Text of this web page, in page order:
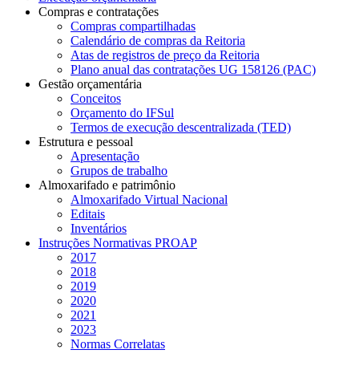
Compras e contratações
Compras compartilhadas
Calendário de compras da Reitoria
Atas de registros de preço da Reitoria
Plano anual das contratações UG 158126 (PAC)
Gestão orçamentária
Conceitos
Orçamento do IFSul
Termos de execução descentralizada (TED)
Estrutura e pessoal
Apresentação
Grupos de trabalho
Almoxarifado e patrimônio
Almoxarifado Virtual Nacional
Editais
Inventários
Instruções Normativas PROAP
2017
2018
2019
2020
2021
2023
Normas Correlatas